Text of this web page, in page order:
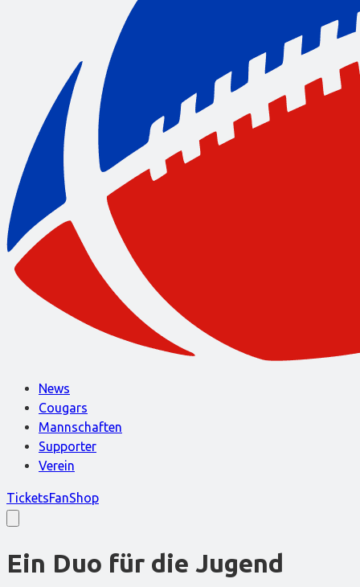
News
Cougars
Mannschaften
Supporter
Verein
TicketsFanShop
Ein Duo für die Jugend